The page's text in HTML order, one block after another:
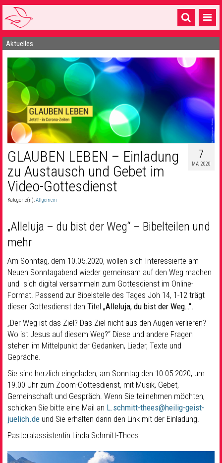
Startseite
1 Pfarrei
16 Gemeinden & mehr
Gottesdienste & Sinnsuche
Sakramente & Feste
Gemeinschaft & Soziales
Musik & Kultur
Seelsorge & Kontakt
Aktuelles
7
MAI 2020
GLAUBEN LEBEN – Einladung
zu Austausch und Gebet im
Video-Gottesdienst
Kategorie(n):Allgemein
„Alleluja – du bist der Weg“ – Bibelteilen und
mehr
Am Sonntag, dem 10.05.2020, wollen sich Interessierte am
Neuen Sonntagabend wieder gemeinsam auf den Weg machen
und sich digital versammeln zum Gottesdienst im Online-
Format. Passend zur Bibelstelle des Tages Joh 14, 1-12 trägt
dieser Gottesdienst den Titel „Alleluja, du bist der Weg…“.
„Der Weg ist das Ziel? Das Ziel nicht aus den Augen verlieren?
Wo ist Jesus auf diesem Weg?“ Diese und andere Fragen
stehen im Mittelpunkt der Gedanken, Lieder, Texte und
Gepräche.
Sie sind herzlich eingeladen, am Sonntag den 10.05.2020, um
19.00 Uhr zum Zoom-Gottesdienst, mit Musik, Gebet,
Gemeinschaft und Gespräch. Wenn Sie teilnehmen möchten,
schicken Sie bitte eine Mail an L.schmitt-thees@heilig-geist-
juelich.de und Sie erhalten dann den Link mit der Einladung.
Pastoralassistentin Linda Schmitt-Thees